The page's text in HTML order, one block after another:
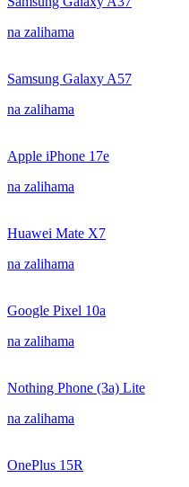
na zalihama
Samsung Galaxy A57
na zalihama
Apple iPhone 17e
na zalihama
Huawei Mate X7
na zalihama
Google Pixel 10a
na zalihama
Nothing Phone (3a) Lite
na zalihama
OnePlus 15R